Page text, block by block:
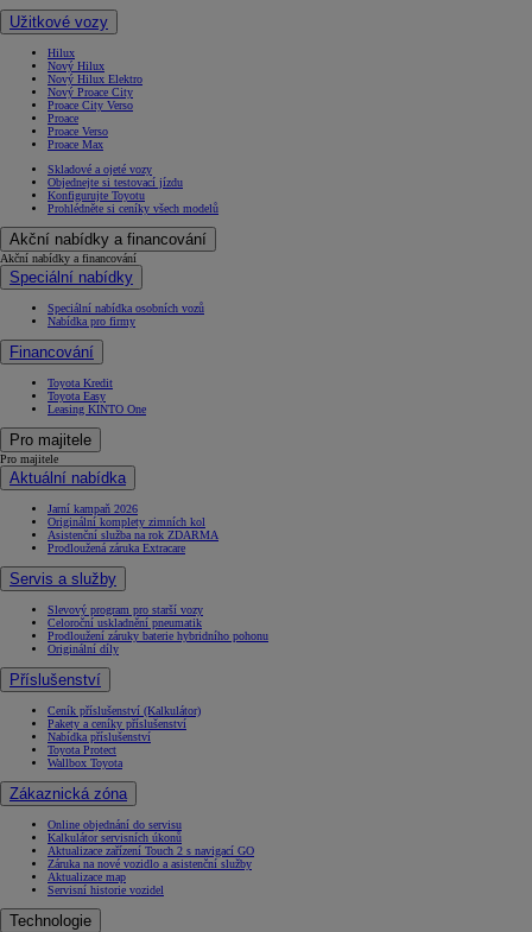
Užitkové vozy
Hilux
Nový Hilux
Nový Hilux Elektro
Nový Proace City
Proace City Verso
Proace
Proace Verso
Proace Max
Skladové a ojeté vozy
Objednejte si testovací jízdu
Konfigurujte Toyotu
Prohlédněte si ceníky všech modelů
Akční nabídky a financování
Akční nabídky a financování
Speciální nabídky
Speciální nabídka osobních vozů
Nabídka pro firmy
Financování
Toyota Kredit
Toyota Easy
Leasing KINTO One
Pro majitele
Pro majitele
Aktuální nabídka
Jarní kampaň 2026
Originální komplety zimních kol
Asistenční služba na rok ZDARMA
Prodloužená záruka Extracare
Servis a služby
Slevový program pro starší vozy
Celoroční uskladnění pneumatik
Prodloužení záruky baterie hybridního pohonu
Originální díly
Příslušenství
Ceník příslušenství (Kalkulátor)
Pakety a ceníky příslušenství
Nabídka příslušenství
Toyota Protect
Wallbox Toyota
Zákaznická zóna
Online objednání do servisu
Kalkulátor servisních úkonů
Aktualizace zařízení Touch 2 s navigací GO
Záruka na nové vozidlo a asistenční služby
Aktualizace map
Servisní historie vozidel
Technologie